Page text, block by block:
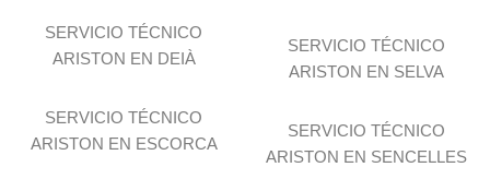
SERVICIO TÉCNICO
ARISTON EN DEIÀ
SERVICIO TÉCNICO
ARISTON EN ESCORCA
SERVICIO TÉCNICO
ARISTON EN SELVA
SERVICIO TÉCNICO
ARISTON EN SENCELLES